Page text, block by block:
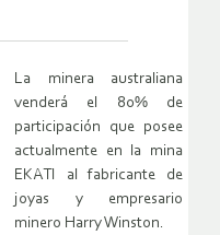
La minera australiana
venderá el 80% de
participación que posee
actualmente en la mina
EKATI al fabricante de
joyas y empresario
minero Harry Winston.